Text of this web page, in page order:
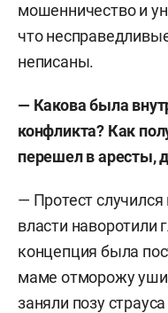
мошенничество и
что
неписаны.
— Какова была
конфликта? Как
перешел в аресты,
— Протест случился
власти наворотили
концепция была
маме отморожу
заняли позу